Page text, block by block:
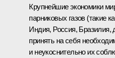
Крупнейшие экономики
парниковых газов (такие
Индия, Россия, Бразилия,
принять на себя
и неукоснительно их